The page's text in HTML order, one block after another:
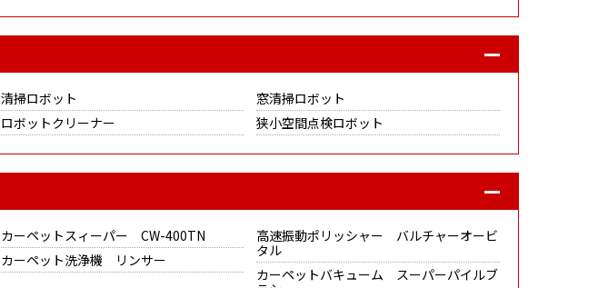
清掃ロボット
ロボットクリーナー
窓清掃ロボット
狭小空間点検ロボット
カーペットスィーパー CW-400TN
カーペット洗浄機 リンサー
高速振動ポリッシャー バルチャーオービ
タル
カーペットバキューム スーパーパイルブ